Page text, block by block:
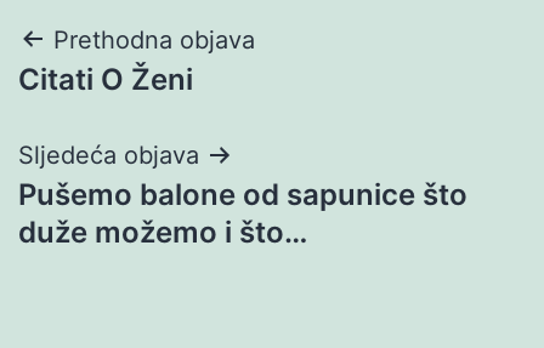
Navigacija
objava
Prethodna objava
Citati O Ženi
Sljedeća objava
Pušemo balone od sapunice što
duže možemo i što…